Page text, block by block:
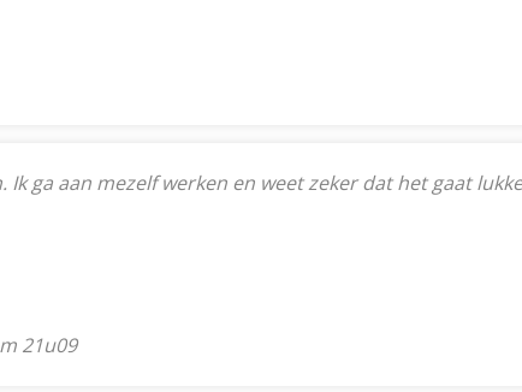
ga aan mezelf werken en weet zeker dat het gaat
21u09